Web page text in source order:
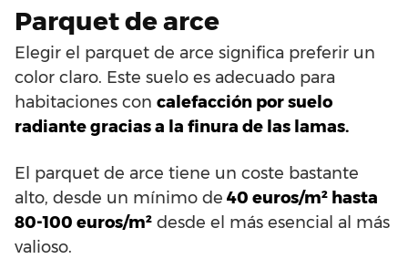
Parquet de arce
Elegir el parquet de arce significa preferir un
color claro. Este suelo es adecuado para
habitaciones con calefacción por suelo
radiante gracias a la finura de las lamas.
El parquet de arce tiene un coste bastante
alto, desde un mínimo de 40 euros/m² hasta
80-100 euros/m² desde el más esencial al más
valioso.